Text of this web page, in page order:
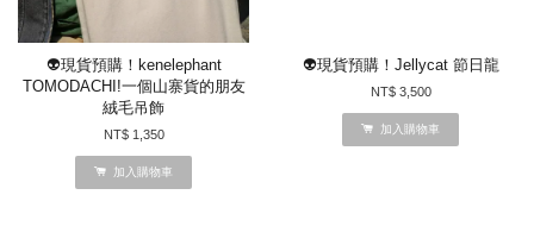
👽現貨預購！kenelephant
TOMODACHI!一個山寨貨的朋友
絨毛吊飾
NT$ 1,350
加入購物車
👽現貨預購！Jellycat 節日龍
NT$ 3,500
加入購物車